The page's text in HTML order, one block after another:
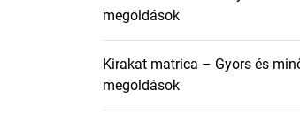
megoldások
Kirakat matrica – Gyors és
megoldások